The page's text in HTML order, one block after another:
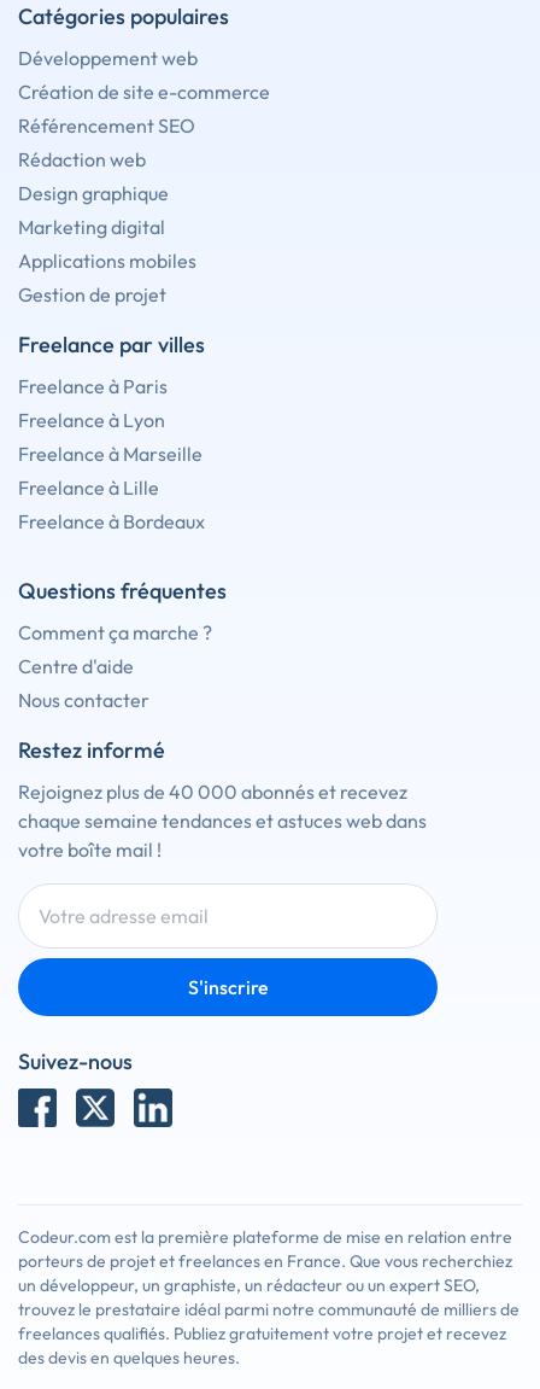
Catégories populaires
Développement web
Création de site e-commerce
Référencement SEO
Rédaction web
Design graphique
Marketing digital
Applications mobiles
Gestion de projet
Freelance par villes
Freelance à Paris
Freelance à Lyon
Freelance à Marseille
Freelance à Lille
Freelance à Bordeaux
Questions fréquentes
Comment ça marche ?
Centre d'aide
Nous contacter
Restez informé
Rejoignez plus de 40 000 abonnés et recevez
chaque semaine tendances et astuces web dans
votre boîte mail !
S'inscrire
Suivez-nous
Codeur.com est la première plateforme de mise en relation entre
porteurs de projet et freelances en France. Que vous recherchiez
un développeur, un graphiste, un rédacteur ou un expert SEO,
trouvez le prestataire idéal parmi notre communauté de milliers de
freelances qualifiés. Publiez gratuitement votre projet et recevez
des devis en quelques heures.